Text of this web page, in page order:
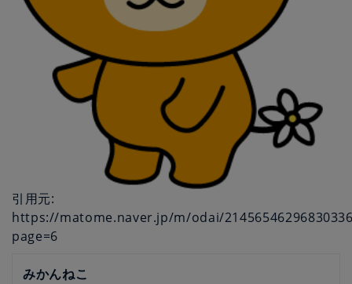
引用元:
https://matome.naver.jp/m/odai/
page=6
みかんねこ